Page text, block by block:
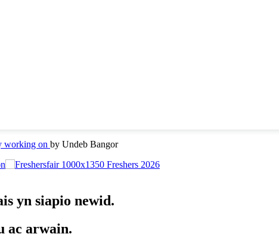
working on by Undeb Bangor
Freshers 2026
yn siapio newid.
ac arwain.